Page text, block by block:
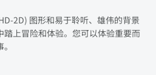
2D) 图形和易于聆听、雄伟的背景
上冒险和体验。您可以体验重要而